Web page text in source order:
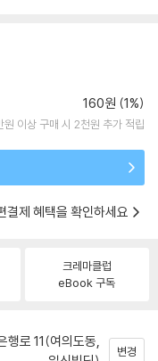
160원 (1%)
원 이상 구매 시 2천원 추가 적립
결제 혜택을 확인하세요
크레마클럽
eBook 구독
행로 11(여의도동,
변경